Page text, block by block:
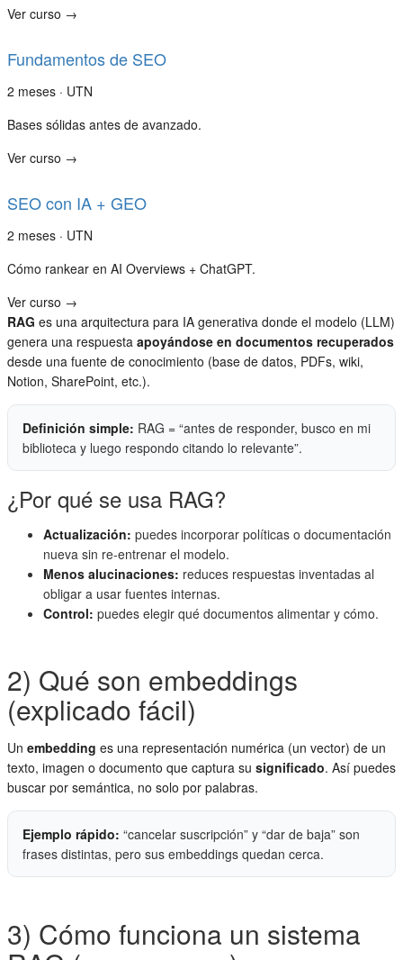
Ver curso →
Fundamentos de SEO
2 meses · UTN
Bases sólidas antes de avanzado.
Ver curso →
SEO con IA + GEO
2 meses · UTN
Cómo rankear en AI Overviews + ChatGPT.
Ver curso →
RAG es una arquitectura para IA generativa donde el modelo (LLM)
genera una respuesta apoyándose en documentos recuperados
desde una fuente de conocimiento (base de datos, PDFs, wiki,
Notion, SharePoint, etc.).
Definición simple: RAG = “antes de responder, busco en mi
biblioteca y luego respondo citando lo relevante”.
¿Por qué se usa RAG?
Actualización: puedes incorporar políticas o documentación
nueva sin re-entrenar el modelo.
Menos alucinaciones: reduces respuestas inventadas al
obligar a usar fuentes internas.
Control: puedes elegir qué documentos alimentar y cómo.
2) Qué son embeddings
(explicado fácil)
Un embedding es una representación numérica (un vector) de un
texto, imagen o documento que captura su significado. Así puedes
buscar por semántica, no solo por palabras.
Ejemplo rápido: “cancelar suscripción” y “dar de baja” son
frases distintas, pero sus embeddings quedan cerca.
3) Cómo funciona un sistema